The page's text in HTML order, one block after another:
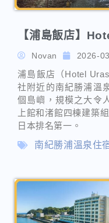
個島嶼，規模之大令
日本排名第一。
南紀勝浦溫泉住宿